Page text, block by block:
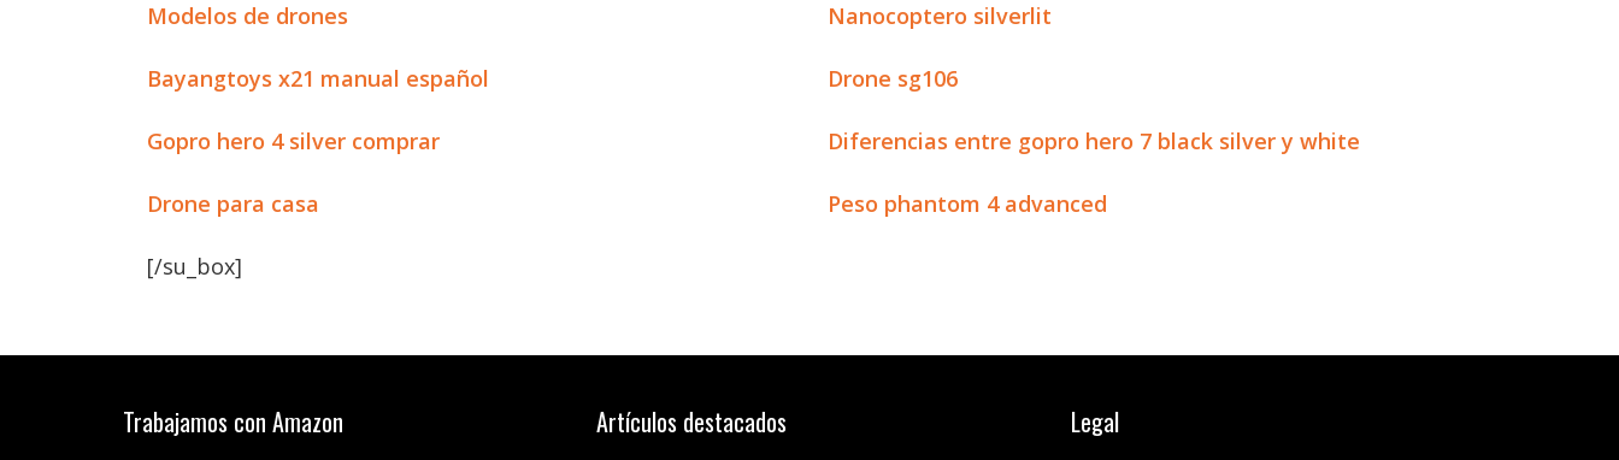
Modelos de drones Nanocoptero silverlit
Bayangtoys x21 manual español Drone sg106
Gopro hero 4 silver comprar Diferencias entre gopro hero 7 black silver y white
Drone para casa Peso phantom 4 advanced
[/su_box]
Trabajamos con Amazon Artículos destacados Legal